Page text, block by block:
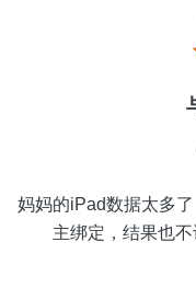
妈妈的iPad数据太多
主绑定，结果也